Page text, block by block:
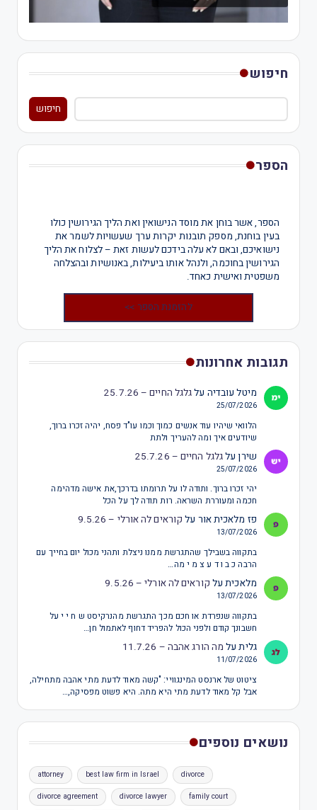
חיפוש
חיפוש
הספר
הספר, אשר בוחן את מוסד הנישואין ואת הליך הגירושין כולו
בעין בוחנת, מספק תובנות יקרות ערך שעשויות לשמר את
נישואיכם, ובאם לא עלה בידכם לעשות זאת – לצלוח את הליך
הגירושין בחוכמה, ולנהל אותו ביעילות, באנושיות ובהצלחה
משפטית ואישית כאחד.
להזמנת הספר >>
תגובות אחרונות
מיטל עובדיה עלגלגל החיים – 25.7.26
25/07/2026
הלוואי שיהיו עוד אנשים כמוך וכמו עו"ד פסח, יהיה זכרו ברוך,
שיודעים איך ומה להעריך ולתת
שירןעלגלגל החיים – 25.7.26
25/07/2026
יהי זכרו ברוך. ותודה לו על תרומתו בדרכך,את אישה מדהימה
חכמה ומעוררת השראה. רות תודה לך על הכל
פז מלאכית אור על קוראים לה אורלי – 9.5.26
13/07/2026
בתקווה בשבילך שהתגרשת ממנו ניצלת ותהני מכול יום בחייך עם
הרבה כ ב ו ד ע צ מ י מה…
מלאכיתעל קוראים לה אורלי – 9.5.26
13/07/2026
בתקווה שנפרדת או חכם מכך התגרשת מהנרקיסט ש ח י י על
חשבונך קודם ולפני הכול להפריד דחוף לאתמול חן…
גליתעל מה הורג אהבה – 11.7.26
11/07/2026
ציטוט של ארנסט המינגוויי: "קשה מאוד לדעת מתי אהבה מתחילה,
אבל קל מאוד לדעת מתי היא מתה. היא פשוט מפסיקה,…
נושאים נוספים
attorney best law firm in Israel divorce
divorce agreement divorce lawyer family court